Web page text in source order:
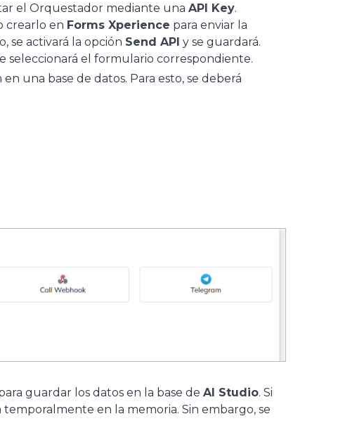
el Orquestador mediante una API Key.
crearlo en Forms Xperience para enviar la
se activará la opción Send API y se guardará.
seleccionará el formulario correspondiente.
en una base de datos. Para esto, se deberá
guardar los datos en la base de AI Studio. Si
temporalmente en la memoria. Sin embargo, se